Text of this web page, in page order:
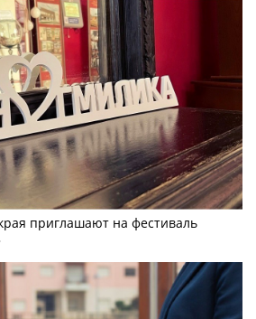
приглашают на фестиваль